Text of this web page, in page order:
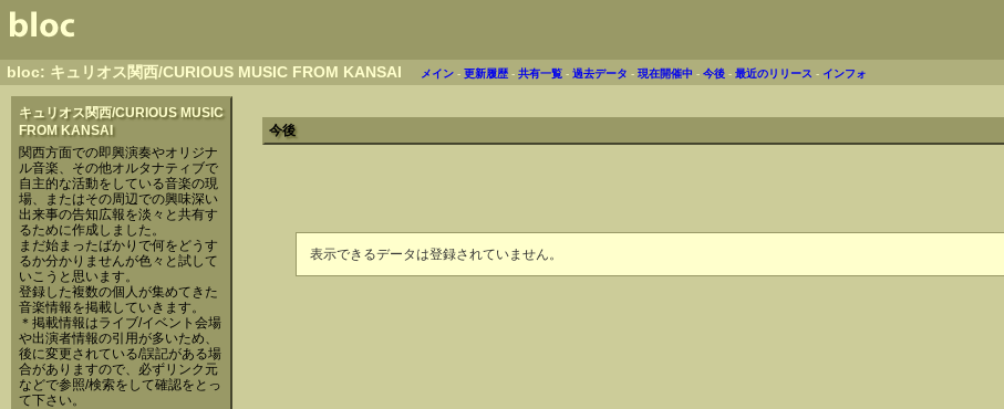
bloc: キュリオス関西/CURIOUS MUSIC FROM KANSAI メイン -更新履歴 -共有一覧 -過去データ -現在開催中 -今後 -最近のリリース - インフォ
キュリオス関西/CURIOUS MUSIC
FROM KANSAI
関西方面での即興演奏やオリジナ
ル音楽、その他オルタナティブで
自主的な活動をしている音楽の現
場、またはその周辺での興味深い
出来事の告知広報を淡々と共有す
るために作成しました。
まだ始まったばかりで何をどうす
るか分かりませんが色々と試して
いこうと思います。
登録した複数の個人が集めてきた
音楽情報を掲載していきます。
＊掲載情報はライブ/イベント会場
や出演者情報の引用が多いため、
後に変更されている/誤記がある場
合がありますので、必ずリンク元
などで参照/検索をして確認をとっ
て下さい。
今後
表示できるデータは登録されていません。